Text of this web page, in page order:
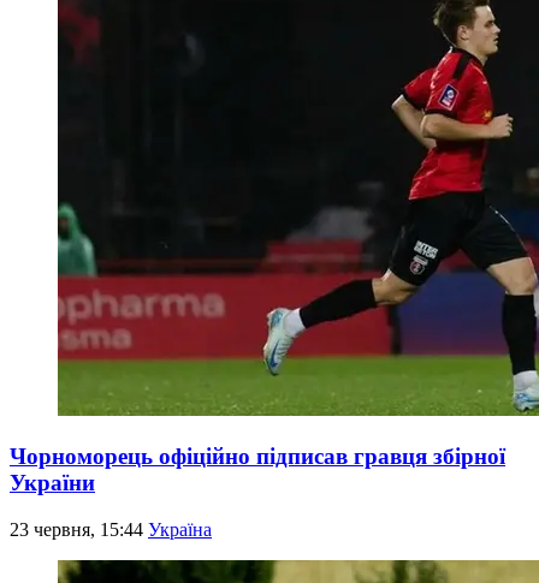
Чорноморець офіційно підписав гравця збірної
України
23 червня, 15:44 Україна